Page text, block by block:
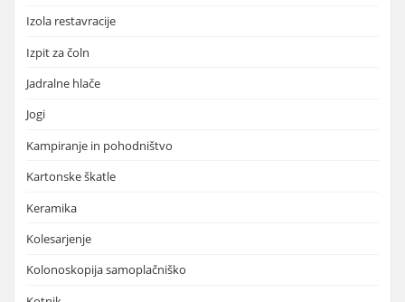
Izola restavracije
Izpit za čoln
Jadralne hlače
Jogi
Kampiranje in pohodništvo
Kartonske škatle
Keramika
Kolesarjenje
Kolonoskopija samoplačniško